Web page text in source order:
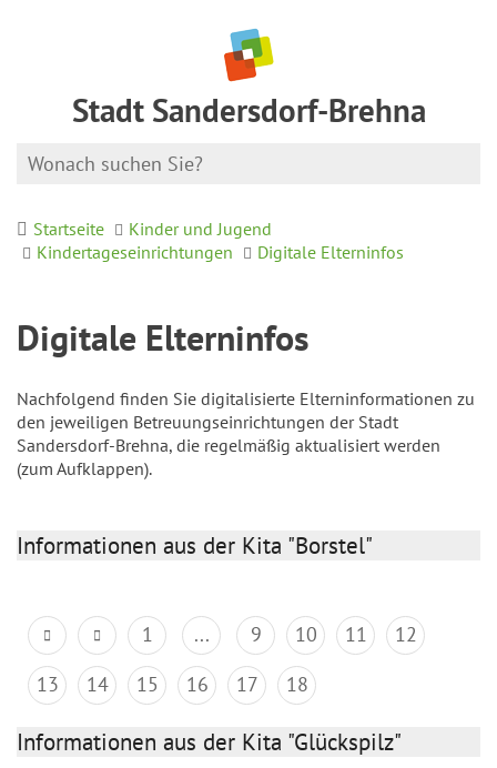
Stadt Sandersdorf-Brehna
Startseite
Kinder und Jugend
Kindertageseinrichtungen
Digitale Elterninfos
Digitale Elterninfos
Nachfolgend finden Sie digitalisierte Elterninformationen zu
den jeweiligen Betreuungseinrichtungen der Stadt
Sandersdorf-Brehna, die regelmäßig aktualisiert werden
(zum Aufklappen).
Informationen aus der Kita "Borstel"
1 ... 9 10 11
12
13
14 15 16 17 18
Informationen aus der Kita "Glückspilz"